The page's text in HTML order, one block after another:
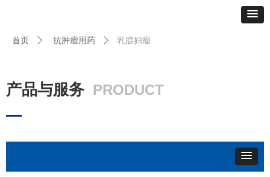
首页 ꄲ 抗肿瘤用药 ꄲ 乳腺妇瘤
产品与服务 PRODUCT
—